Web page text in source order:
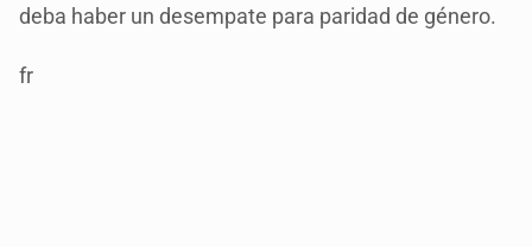
deba haber un desempate para paridad de género.
fr